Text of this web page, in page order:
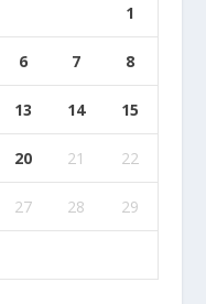
1
6 7 8
13 14 15
20 21 22
27 28 29